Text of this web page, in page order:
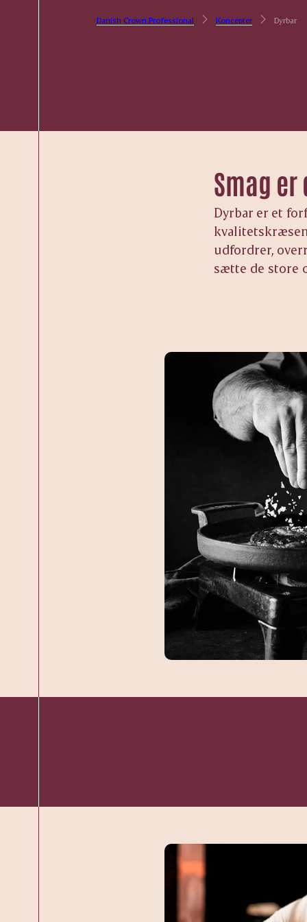
Danish Crown Professional Koncepter Dyrbar
Smag
Dyrbar er et
udfordrer,
sætte de store